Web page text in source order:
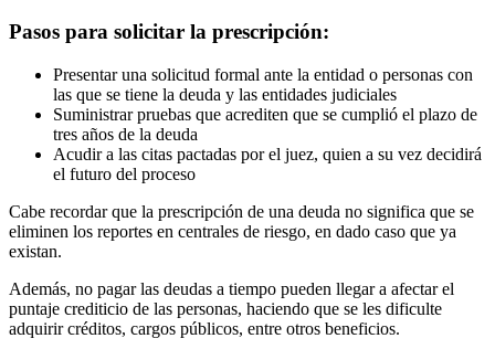
Pasos para solicitar la prescripción:
Presentar una solicitud formal ante la entidad o personas con
las que se tiene la deuda y las entidades judiciales
Suministrar pruebas que acrediten que se cumplió el plazo de
tres años de la deuda
Acudir a las citas pactadas por el juez, quien a su vez decidirá
el futuro del proceso
Cabe recordar que la prescripción de una deuda no significa que se
eliminen los reportes en centrales de riesgo, en dado caso que ya
existan.
Además, no pagar las deudas a tiempo pueden llegar a afectar el
puntaje crediticio de las personas, haciendo que se les dificulte
adquirir créditos, cargos públicos, entre otros beneficios.